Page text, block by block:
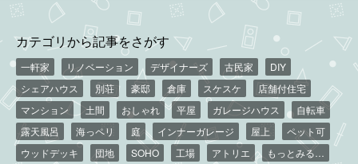
カテゴリから記事をさがす
一軒家 リノベーション デザイナーズ 古民家
DIY
シェアハウス
別荘 豪邸 倉庫 スケスケ
店舗付住宅
マンション
土間 おしゃれ 平屋 ガレージハウス
自転車
露天風呂
海っペリ 庭 インナーガレージ 屋上
ペット可
ウッドデッキ
団地 SOHO 工場 アトリエ もっとみる…